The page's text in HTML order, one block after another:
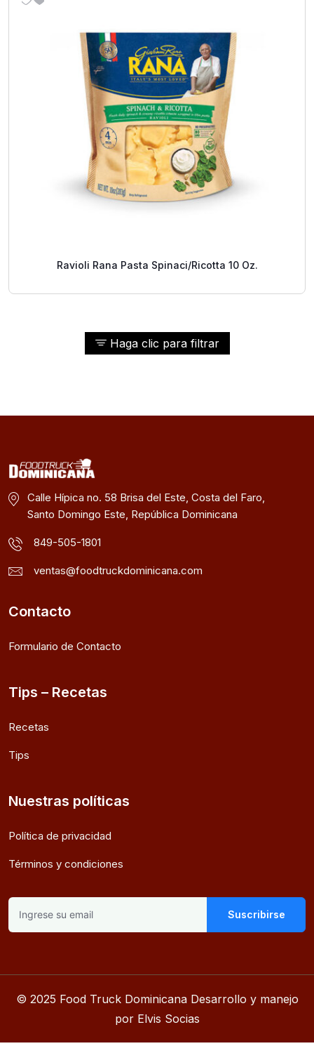
Haga clic para filtrar
Ravioli Rana Pasta Spinaci/Ricotta 10 Oz.
Calle Hípica no. 58 Brisa del Este, Costa del Faro,
Santo Domingo Este, República Dominicana
849-505-1801
ventas@foodtruckdominicana.com
Contacto
Formulario de Contacto
Tips – Recetas
Recetas
Tips
Nuestras políticas
Política de privacidad
Términos y condiciones
Suscribirse
© 2025 Food Truck Dominicana Desarrollo y manejo
por Elvis Socias